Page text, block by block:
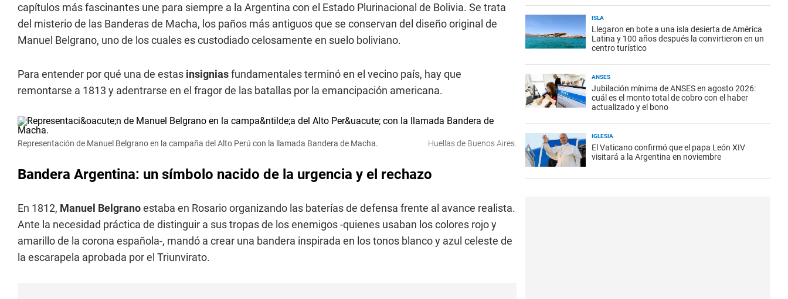
capítulos más fascinantes une para siempre a la Argentina con el Estado Plurinacional de Bolivia. Se trata
del misterio de las Banderas de Macha, los paños más antiguos que se conservan del diseño original de
Manuel Belgrano, uno de los cuales es custodiado celosamente en suelo boliviano.
Para entender por qué una de estas insigniasfundamentales terminó en el vecino país, hay que
remontarse a 1813 y adentrarse en el fragor de las batallas por la emancipación americana.
Representación de Manuel Belgrano en la campaña del Alto Perú con la llamada Bandera de Macha. Huellas de Buenos Aires.
Bandera Argentina: un símbolo nacido de la urgencia y el rechazo
En 1812, Manuel Belgranoestaba en Rosario organizando las baterías de defensa frente al avance realista.
Ante la necesidad práctica de distinguir a sus tropas de los enemigos -quienes usaban los colores rojo y
amarillo de la corona española-, mandó a crear una bandera inspirada en los tonos blanco y azul celeste de
la escarapela aprobada por el Triunvirato.
ISLA
Llegaron en bote a una isla desierta de América
Latina y 100 años después la convirtieron en un
centro turístico
ANSES
Jubilación mínima de ANSES en agosto 2026:
cuál es el monto total de cobro con el haber
actualizado y el bono
IGLESIA
El Vaticano confirmó que el papa León XIV
visitará a la Argentina en noviembre